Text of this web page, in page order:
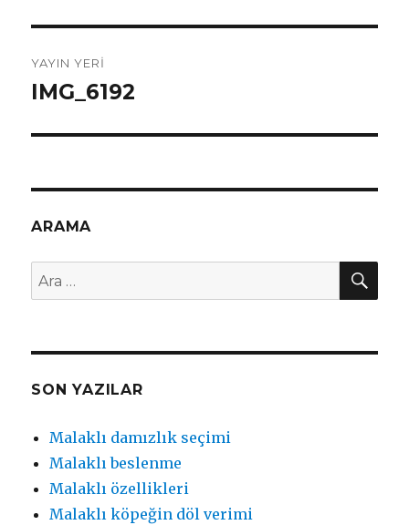
dolaşımı
YAYIN YERI
IMG_6192
ARAMA
Ara:
SON YAZILAR
Malaklı damızlık seçimi
Malaklı beslenme
Malaklı özellikleri
Malaklı köpeğin döl verimi